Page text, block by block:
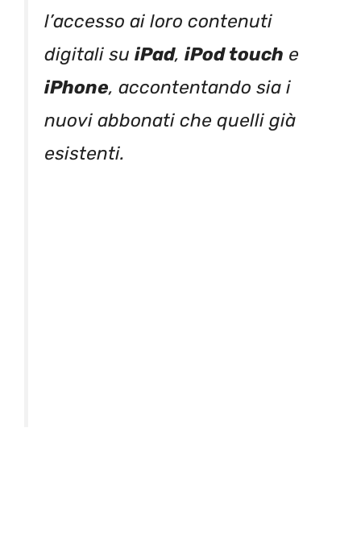
l’accesso ai loro contenuti
digitali su iPad, iPod touch e
iPhone, accontentando sia i
nuovi abbonati che quelli già
esistenti.